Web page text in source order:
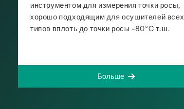
инструментом для измерения точки росы,
хорошо подходящим для осушителей всех
типов вплоть до точки росы -80°C т.ш.
Больше